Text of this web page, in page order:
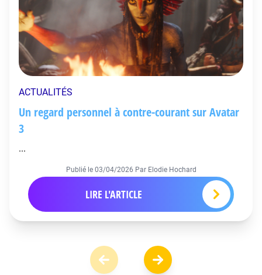
ACTUALITÉS
Un regard personnel à contre-courant sur Avatar
3
...
Publié le 03/04/2026 Par Elodie Hochard
LIRE L'ARTICLE